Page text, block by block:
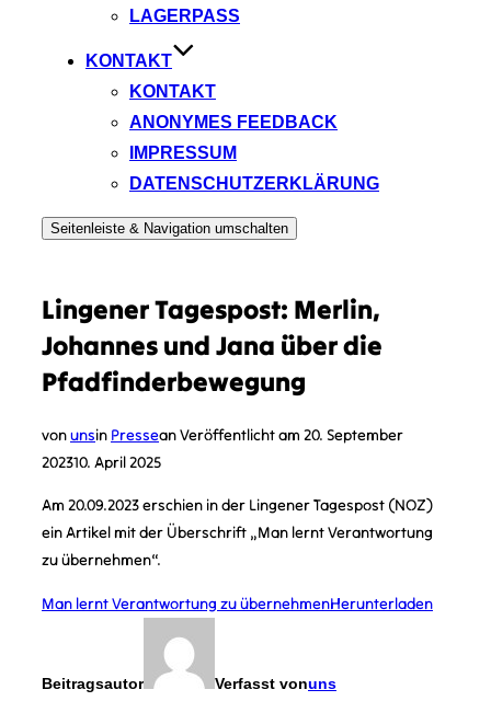
LAGERPASS
KONTAKT
KONTAKT
ANONYMES FEEDBACK
IMPRESSUM
DATENSCHUTZERKLÄRUNG
Seitenleiste & Navigation umschalten
Lingener Tagespost: Merlin,
Johannes und Jana über die
Pfadfinderbewegung
vonunsin PresseanVeröffentlicht am 20. September
202310. April 2025
Am 20.09.2023 erschien in der Lingener Tagespost (NOZ)
ein Artikel mit der Überschrift „Man lernt Verantwortung
zu übernehmen“.
Man lernt Verantwortung zu übernehmenHerunterladen
Beitragsautor Verfasst vonuns